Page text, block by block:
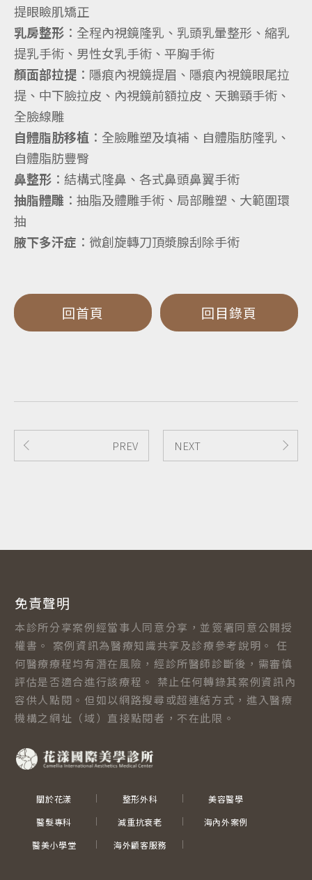
提眼瞼肌矯正
乳房整形 ：全程內視鏡隆乳、乳頭乳暈整形、縮乳
提乳手術、男性女乳手術、平胸手術
顏面部拉提 ：隱痕內視鏡提眉、隱痕內視鏡眼尾拉
提、中下臉拉皮、內視鏡前額拉皮、天鵝頸手術、
全臉線雕
自體脂肪移植 ：全臉雕塑及填補、自體脂肪隆乳、
自體脂肪豐臀
鼻整形 ：結構式隆鼻、各式鼻頭鼻翼手術
抽脂體雕 ：抽脂及體雕手術、局部雕塑、大範圍環
抽
腋下多汗症 ：微創旋轉刀頂漿腺刮除手術
回首頁 回目錄頁
PREV NEXT
免責聲明
本診所分享案例經當事人同意分享，並簽署同意公開授
權書。 案例資訊為醫療知識共享及診療參考說明。 任
何醫療療程均有潛在風險，經診所醫師診斷後，需審慎
評估是否適合進行該療程。 禁止任何轉錄其案例資訊內
容供人點閱。但如以網路搜尋或超連結方式，進入醫療
機構之網址（域）直接點閱者，不在此限。
關於花漾 整形外科
美容醫學
醫髮專科
減重抗衰老
海內外案例
醫美小學堂
海外顧客服務